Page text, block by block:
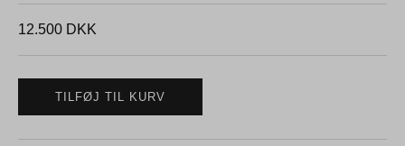
12.500 DKK
TILFØJ TIL KURV